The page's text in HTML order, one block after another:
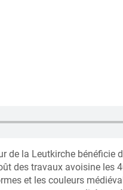
de la Leutkirche bénéficie
des travaux avoisine
et les couleurs